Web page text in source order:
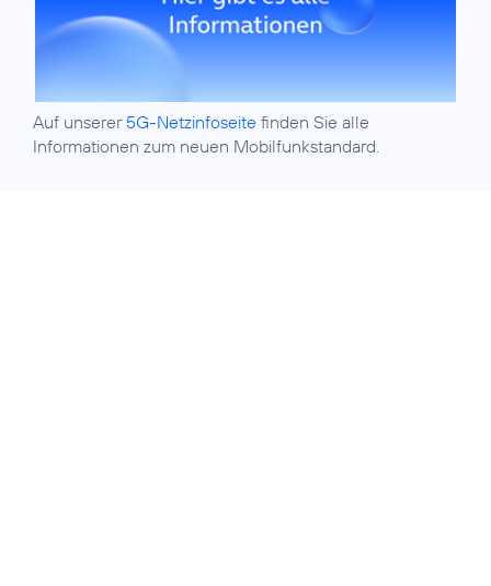
Auf unserer 5G-Netzinfoseite finden Sie alle
Informationen zum neuen Mobilfunkstandard.